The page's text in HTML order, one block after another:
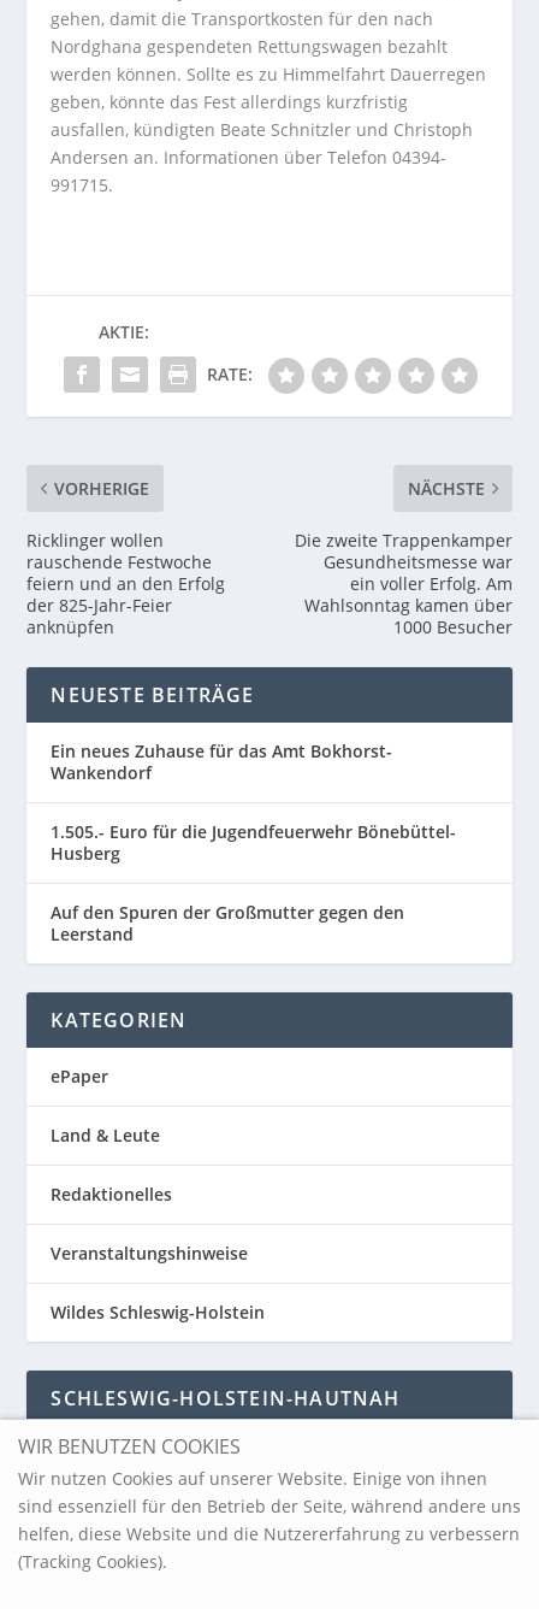
gehen, damit die Transportkosten für den nach
Nordghana gespendeten Rettungswagen bezahlt
werden können. Sollte es zu Himmelfahrt Dauerregen
geben, könnte das Fest allerdings kurzfristig
ausfallen, kündigten Beate Schnitzler und Christoph
Andersen an. Informationen über Telefon 04394-
991715.
AKTIE:
RATE:
VORHERIGE
Ricklinger wollen
rauschende Festwoche
feiern und an den Erfolg
der 825-Jahr-Feier
anknüpfen
NÄCHSTE
Die zweite Trappenkamper
Gesundheitsmesse war
ein voller Erfolg. Am
Wahlsonntag kamen über
1000 Besucher
NEUESTE BEITRÄGE
Ein neues Zuhause für das Amt Bokhorst-
Wankendorf
1.505.- Euro für die Jugendfeuerwehr Bönebüttel-
Husberg
Auf den Spuren der Großmutter gegen den
Leerstand
KATEGORIEN
ePaper
Land & Leute
Redaktionelles
Veranstaltungshinweise
Wildes Schleswig-Holstein
SCHLESWIG-HOLSTEIN-HAUTNAH
Schleswig-Holstein-Hautnah
ARCHIV
WIR BENUTZEN COOKIES
Wir nutzen Cookies auf unserer Website. Einige von ihnen
sind essenziell für den Betrieb der Seite, während andere uns
helfen, diese Website und die Nutzererfahrung zu verbessern
(Tracking Cookies).